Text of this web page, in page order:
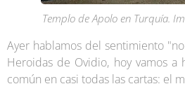
Templo de Apolo en Turquía.
Ayer hablamos del sentimiento
Heroidas de Ovidio, hoy vamos
común en casi todas las cartas: el